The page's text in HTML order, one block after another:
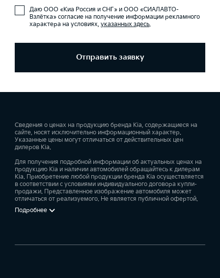
Даю ООО «Киа Россия и СНГ» и ООО «СИАЛАВТО-
Взлётка» согласие на получение информации рекламного
характера на условиях, указанных здесь.
Отправить заявку
Сведения о ценах на продукцию бренда Kia, содержащиеся на
сайте, носят исключительно информационный характер.
Указанные цены могут отличаться от действительных цен
дилеров Kia.
Для получения подробной информации об актуальных ценах на
продукцию Kia и наличии автомобилей обращайтесь к дилерам
Kia. Приобретение любой продукции бренда Kia осуществляется
в соответствии с условиями индивидуального договора купли-
продажи. Представленное изображение автомобиля может
отличаться от реализуемого. Не является публичной офертой.
Подробнее